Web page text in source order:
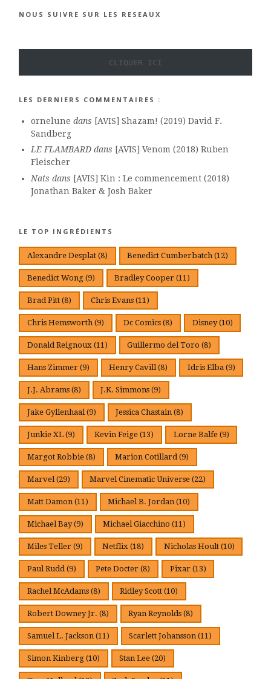
NOUS SUIVRE SUR LES RESEAUX
CLIQUER ICI
LES DERNIERS COMMENTAIRES :
ornelune dans [AVIS] Shazam! (2019) David F.
Sandberg
LE FLAMBARDdans [AVIS] Venom (2018) Ruben
Fleischer
Nats dans [AVIS] Kin : Le commencement (2018)
Jonathan Baker & Josh Baker
LE TOP INGRÉDIENTS
Alexandre Desplat (8) Benedict Cumberbatch (12)
Benedict Wong (9) Bradley Cooper (11)
Brad Pitt (8) Chris Evans (11)
Chris Hemsworth (9) Dc Comics (8) Disney(10)
Donald Reignoux (11) Guillermo del Toro (8)
Hans Zimmer (9) Henry Cavill(8) Idris Elba(9)
J.J. Abrams (8) J.K. Simmons (9)
Jake Gyllenhaal(9) Jessica Chastain (8)
Junkie XL (9) Kevin Feige (13) Lorne Balfe(9)
Margot Robbie (8) Marion Cotillard(9)
Marvel(29) Marvel Cinematic Universe (22)
Matt Damon (11) Michael B. Jordan (10)
Michael Bay(9) Michael Giacchino (11)
Miles Teller (9) Netflix (18) Nicholas Hoult(10)
Paul Rudd(9) Pete Docter (8) Pixar(13)
Rachel McAdams (8) Ridley Scott (10)
Robert Downey Jr. (8) Ryan Reynolds (8)
Samuel L. Jackson (11) Scarlett Johansson (11)
Simon Kinberg (10) Stan Lee (20)